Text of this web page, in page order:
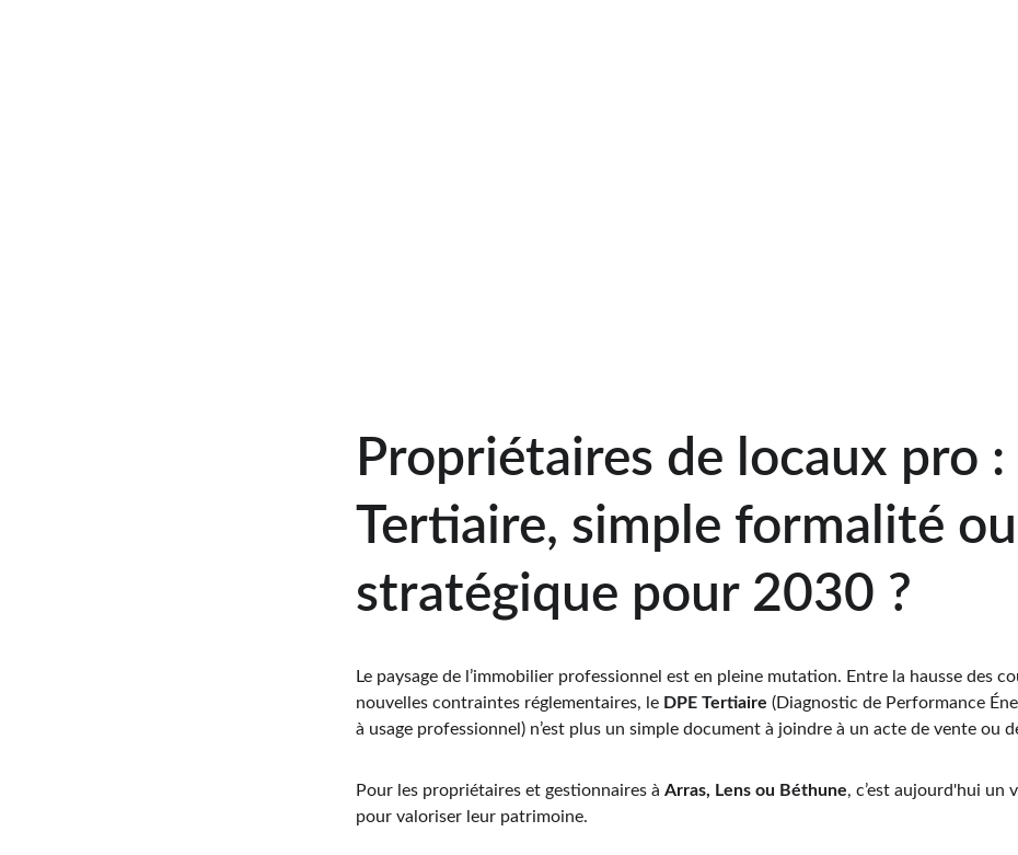
Propriétaires de locaux pro :
Tertiaire, simple formalité
stratégique pour 2030 ?
Le paysage de l’immobilier professionnel est en pleine mutation. Entre la hausse des
nouvelles contraintes réglementaires, le DPE Tertiaire (Diagnostic de Performance
à usage professionnel) n’est plus un simple document à joindre à un acte de vente ou
Pour les propriétaires et gestionnaires à Arras, Lens ou Béthune, c’est aujourd'hui un
pour valoriser leur patrimoine.